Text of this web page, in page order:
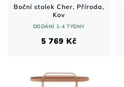
Boční stolek Cher, Příroda,
Kov
DODÁNÍ 1-4 TÝDNY
5 769 Kč